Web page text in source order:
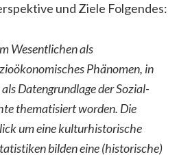
und Ziele Folgendes:
Wesentlichen als
Phänomen, in
Datengrundlage der Sozial-
thematisiert worden. Die
um eine kulturhistorische
bilden eine (historische)